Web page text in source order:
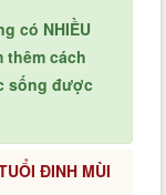
có NHIỀU
thêm cách
sống được
ĐINH MÙI